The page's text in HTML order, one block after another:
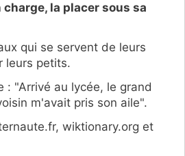
la placer sous sa
qui se servent de leurs
leurs petits.
: "Arrivé au lycée, le grand
m'avait pris son aile".
wiktionary.org et